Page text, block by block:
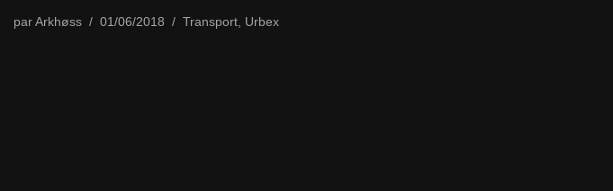
parArkhøss 01/06/2018 Transport, Urbex